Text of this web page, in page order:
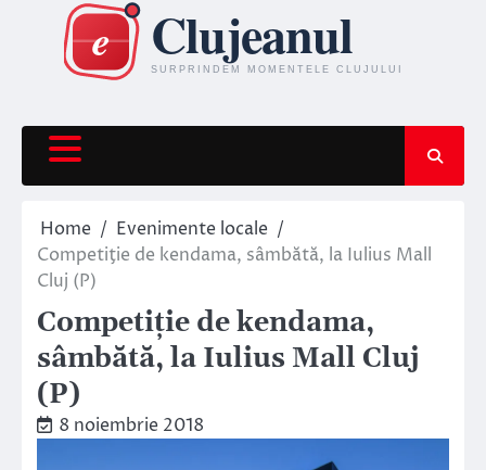
content
Home
Evenimente locale
Competiţie de kendama, sâmbătă, la Iulius Mall
Cluj (P)
Competiţie de kendama,
sâmbătă, la Iulius Mall Cluj
(P)
8 noiembrie 2018